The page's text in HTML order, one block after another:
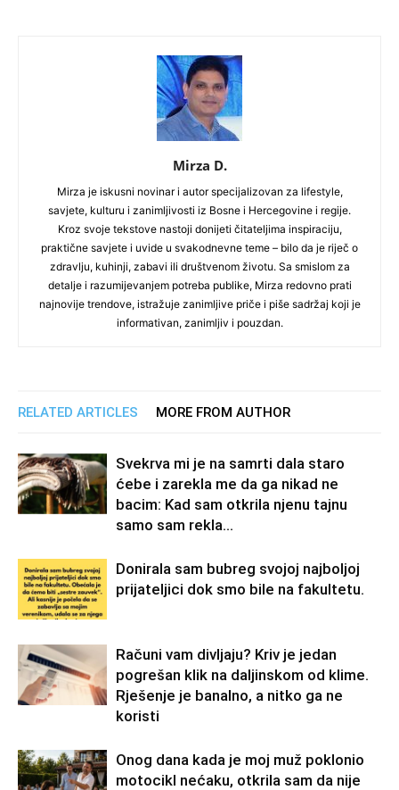
Mirza D.
Mirza je iskusni novinar i autor specijalizovan za lifestyle,
savjete, kulturu i zanimljivosti iz Bosne i Hercegovine i regije.
Kroz svoje tekstove nastoji donijeti čitateljima inspiraciju,
praktične savjete i uvide u svakodnevne teme – bilo da je riječ o
zdravlju, kuhinji, zabavi ili društvenom životu. Sa smislom za
detalje i razumijevanjem potreba publike, Mirza redovno prati
najnovije trendove, istražuje zanimljive priče i piše sadržaj koji je
informativan, zanimljiv i pouzdan.
RELATED ARTICLES MORE FROM AUTHOR
Svekrva mi je na samrti dala staro
ćebe i zarekla me da ga nikad ne
bacim: Kad sam otkrila njenu tajnu
samo sam rekla...
Donirala sam bubreg svojoj najboljoj
prijateljici dok smo bile na fakultetu.
Računi vam divljaju? Kriv je jedan
pogrešan klik na daljinskom od klime.
Rješenje je banalno, a nitko ga ne
koristi
Onog dana kada je moj muž poklonio
motocikl nećaku, otkrila sam da nije